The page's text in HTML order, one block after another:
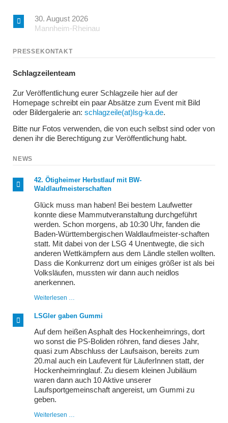
30. August 2026
Mannheim-Rheinau
PRESSEKONTAKT
Schlagzeilenteam
Zur Veröffentlichung eurer Schlagzeile hier auf der
Homepage schreibt ein paar Absätze zum Event mit Bild
oder Bildergalerie an: schlagzeile(at)lsg-ka.de.
Bitte nur Fotos verwenden, die von euch selbst sind oder von
denen ihr die Berechtigung zur Veröffentlichung habt.
NEWS
42. Ötigheimer Herbstlauf mit BW-
Waldlaufmeisterschaften
Glück muss man haben! Bei bestem Laufwetter
konnte diese Mammutveranstaltung durchgeführt
werden. Schon morgens, ab 10:30 Uhr, fanden die
Baden-Württembergischen Waldlaufmeister-schaften
statt. Mit dabei von der LSG 4 Unentwegte, die sich
anderen Wettkämpfern aus dem Ländle stellen wollten.
Dass die Konkurrenz dort um einiges größer ist als bei
Volksläufen, mussten wir dann auch neidlos
anerkennen.
Weiterlesen …
Herbstlauf
mit
BW-
Waldlaufmeisterschaften
LSGler gaben Gummi
Auf dem heißen Asphalt des Hockenheimrings, dort
wo sonst die PS-Boliden röhren, fand dieses Jahr,
quasi zum Abschluss der Laufsaison, bereits zum
20.mal auch ein Laufevent für LäuferInnen statt, der
Hockenheimringlauf. Zu diesem kleinen Jubiläum
waren dann auch 10 Aktive unserer
Laufsportgemeinschaft angereist, um Gummi zu
geben.
Weiterlesen …